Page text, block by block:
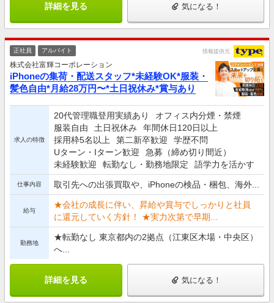
詳細を見る 気になる！
正社員 アルバイト 情報提供元
株式会社富輝コーポレーション
iPhoneの集荷・配送スタッフ*未経験OK*服装・
髪色自由*月給28万円〜*土日祝休み*賞与あり
求人の特徴
20代管理職登用実績あり
オフィス内分煙・禁煙
服装自由
土日祝休み
年間休日120日以上
採用枠5名以上
第二新卒歓迎
学歴不問
Uターン・Iターン歓迎
急募（締め切り間近）
未経験歓迎
転勤なし・勤務地限定 語学力を活かす
仕事内容 取引先への出張買取や、iPhoneの検品・梱包、海外...
給与
★会社の成長に伴い、昇給や賞与でしっかりと社員
に還元していく方針！ ★実力次第で早期...
勤務地
★転勤なし 東京都内の2拠点（江東区木場・中央区）
へ...
詳細を見る 気になる！